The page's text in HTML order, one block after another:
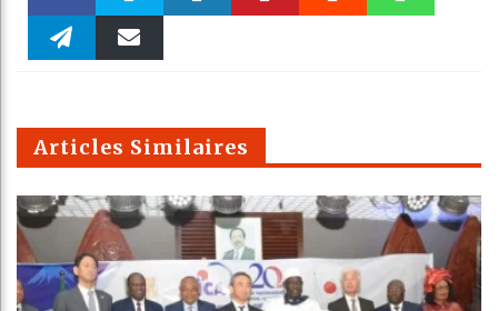
Faceboo Twitter
m
Articles Similaires